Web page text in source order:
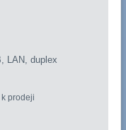
LAN, duplex
prodeji